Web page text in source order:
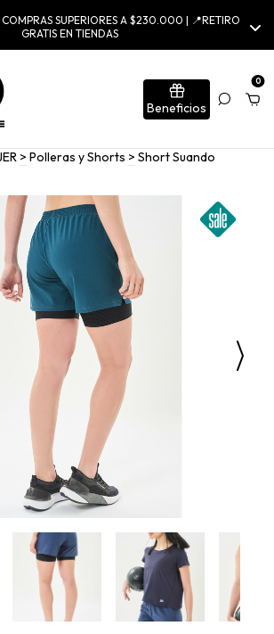
COMPRAS SUPERIORES A $230.000 | 📍RETIRO
GRATIS EN TIENDAS
Beneficios
0
> Polleras y Shorts > Short Suando